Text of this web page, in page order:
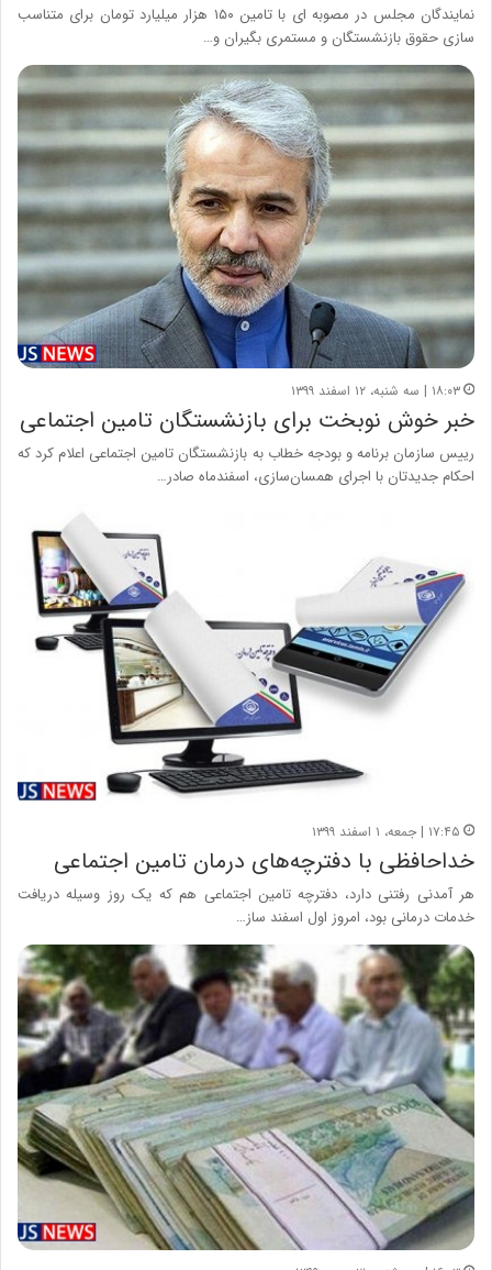
نمایندگان مجلس در مصوبه ای با تامین ۱۵۰ هزار میلیارد تومان برای متناسب
سازی حقوق بازنشستگان و مستمری بگیران و…
۱۸:۰۳ | سه شنبه، ۱۲ اسفند ۱۳۹۹
خبر خوش نوبخت برای بازنشستگان تامین اجتماعی
رییس سازمان برنامه و بودجه خطاب‌ به بازنشستگان تامین اجتماعی اعلام کرد که
احکام جدیدتان با اجرای همسان‌سازی، اسفندماه صادر…
۱۷:۴۵ | جمعه، ۱ اسفند ۱۳۹۹
خداحافظی با دفترچه‌های درمان تامین اجتماعی
هر آمدنی رفتنی دارد، دفترچه تامین اجتماعی هم که یک روز وسیله دریافت
خدمات درمانی بود، امروز اول اسفند ساز…